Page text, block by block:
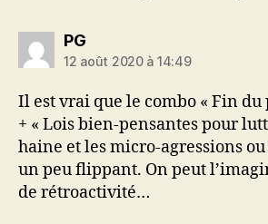
PGdit :
12 août 2020 à 14:49
Il est vrai que le combo « Fin du
+ « Lois bien-pensantes pour
haine et les micro-agressions
un peu flippant. On peut
de rétroactivité…